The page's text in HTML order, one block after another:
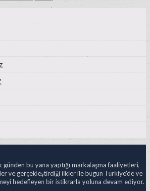
bu yana yaptığı markalaşma faaliyetleri,
ve gerçekleştirdiği ilkler ile bugün Türkiye’de ve
hedefleyen bir istikrarla yoluna devam ediyor.